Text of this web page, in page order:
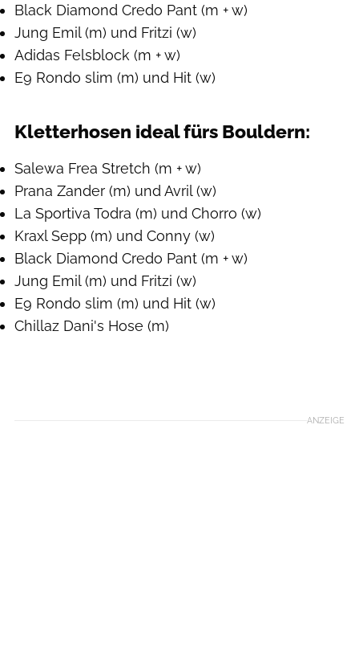
Black Diamond Credo Pant (m + w)
Jung Emil (m) und Fritzi (w)
Adidas Felsblock (m + w)
E9 Rondo slim (m) und Hit (w)
Kletterhosen ideal fürs Bouldern:
Salewa Frea Stretch (m + w)
Prana Zander (m) und Avril (w)
La Sportiva Todra (m) und Chorro (w)
Kraxl Sepp (m) und Conny (w)
Black Diamond Credo Pant (m + w)
Jung Emil (m) und Fritzi (w)
E9 Rondo slim (m) und Hit (w)
Chillaz Dani's Hose (m)
ANZEIGE